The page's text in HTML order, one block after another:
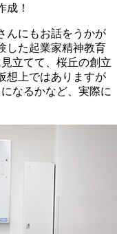
成！
んにもお話をうかが
した起業家精神教育
立てて、桜丘の創立
想上ではありますが
なるかなど、実際に